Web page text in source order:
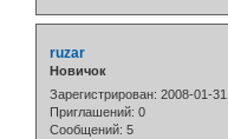
ruzar
Новичок
Зарегистрирован: 2008-01-31
Приглашений: 0
Сообщений: 5